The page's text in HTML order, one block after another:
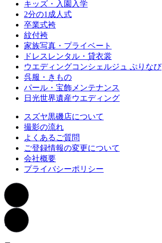
キッズ・入園入学
2分の1成人式
卒業式袴
紋付袴
家族写真・プライベート
ドレスレンタル・貸衣裳
ウエディングコンシェルジュ ぷりなび
呉服・きもの
パール・宝飾メンテナンス
日光世界遺産ウエディング
スズヤ黒磯店について
撮影の流れ
よくあるご質問
ご登録情報の変更について
会社概要
プライバシーポリシー